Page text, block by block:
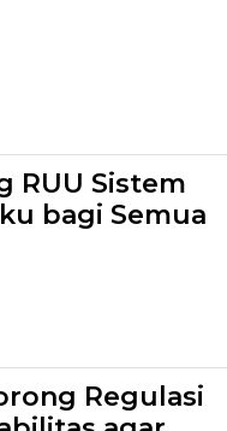
RUU Sistem
bagi Semua
Regulasi